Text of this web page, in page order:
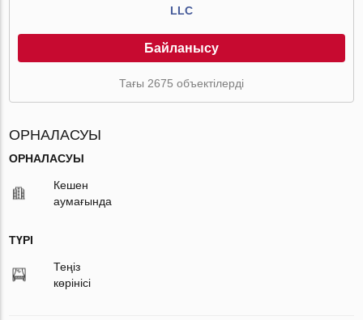
LLC
Байланысу
Тағы 2675 объектілерді
ОРНАЛАСУЫ
ОРНАЛАСУЫ
Кешен
аумағында
ТҮРІ
Теңіз
көрінісі